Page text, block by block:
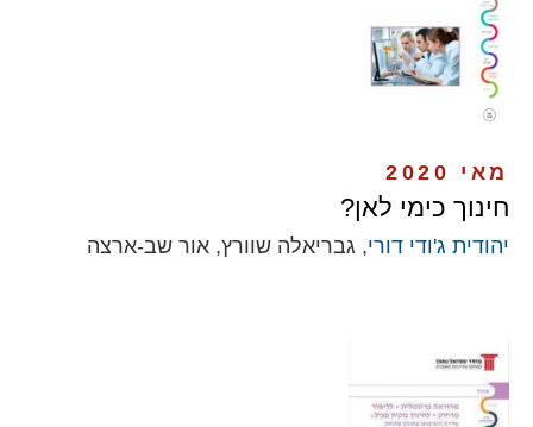
מאי 2020
חינוך כימי לאן?
יהודית ג'ודי דורי, גבריאלה שוורץ, אור שב-ארצה